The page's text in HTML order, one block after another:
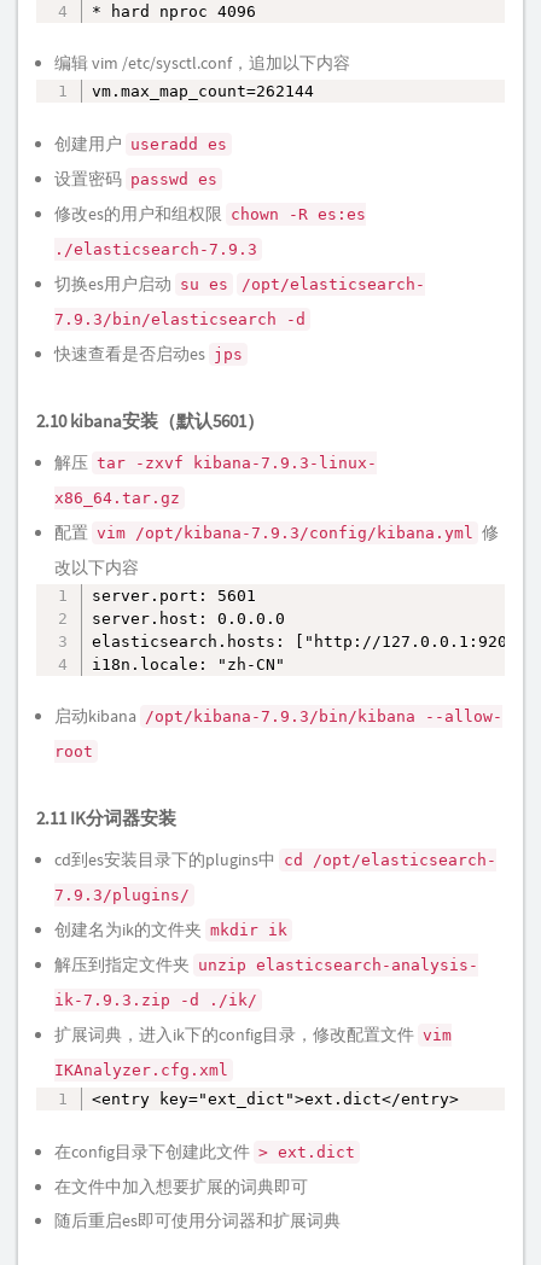
* hard nproc 4096
编辑 vim /etc/sysctl.conf，追加以下内容
vm.max_map_count=262144
创建用户 useradd es
设置密码 passwd es
修改es的用户和组权限 chown -R es:es
./elasticsearch-7.9.3
切换es用户启动 su es
/opt/elasticsearch-
7.9.3/bin/elasticsearch -d
快速查看是否启动es jps
2.10 kibana安装（默认5601）
解压 tar -zxvf kibana-7.9.3-linux-
x86_64.tar.gz
配置 vim /opt/kibana-7.9.3/config/kibana.yml
修
改以下内容
server.port: 5601
server.host: 0.0.0.0
elasticsearch.hosts: ["http://127.0.0.1:9200"]
i18n.locale: "zh-CN"
启动kibana /opt/kibana-7.9.3/bin/kibana --allow-
root
2.11 IK分词器安装
cd到es安装目录下的plugins中
cd /opt/elasticsearch-
7.9.3/plugins/
创建名为ik的文件夹 mkdir ik
解压到指定文件夹 unzip elasticsearch-analysis-
ik-7.9.3.zip -d ./ik/
扩展词典，进入ik下的config目录，修改配置文件 vim
IKAnalyzer.cfg.xml
<entry key="ext_dict">ext.dict</entry>
在config目录下创建此文件 > ext.dict
在文件中加入想要扩展的词典即可
随后重启es即可使用分词器和扩展词典